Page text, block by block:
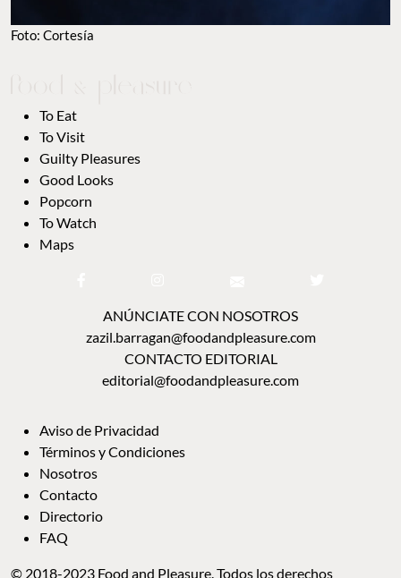
Foto: Cortesía
To Eat
To Visit
Guilty Pleasures
Good Looks
Popcorn
To Watch
Maps
ANÚNCIATE CON NOSOTROS
zazil.barragan@foodandpleasure.com
CONTACTO EDITORIAL
editorial@foodandpleasure.com
Aviso de Privacidad
Términos y Condiciones
Nosotros
Contacto
Directorio
FAQ
© 2018-2023 Food and Pleasure. Todos los derechos